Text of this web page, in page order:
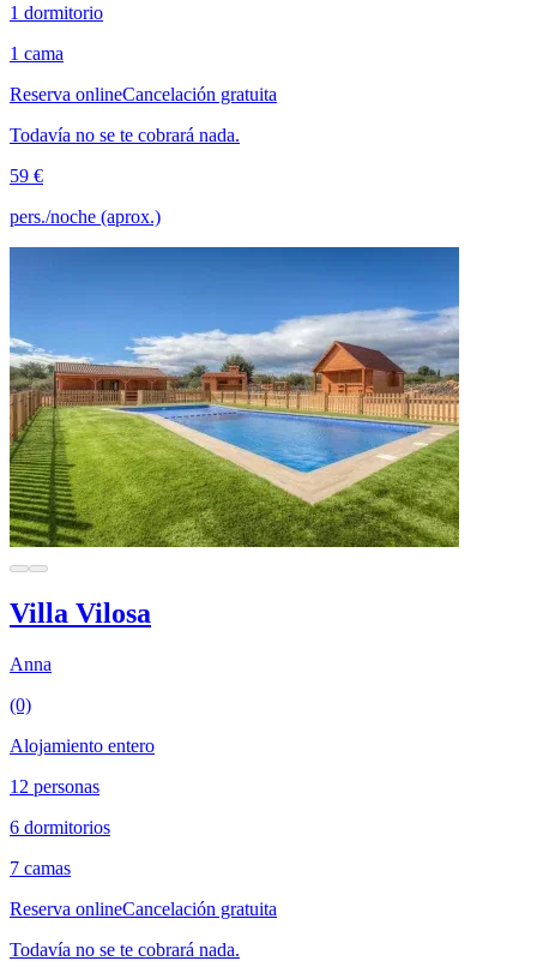
1 dormitorio
1 cama
Reserva onlineCancelación gratuita
Todavía no se te cobrará nada.
59 €
pers./noche (aprox.)
Villa Vilosa
Anna
(0)
Alojamiento entero
12 personas
6 dormitorios
7 camas
Reserva onlineCancelación gratuita
Todavía no se te cobrará nada.